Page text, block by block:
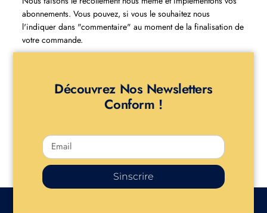
abonnements. Vous pouvez, si vous le souhaitez nous
l'indiquer dans "commentaire" au moment de la finalisation de
votre commande.
Découvrez Nos Newsletters
Conform !
Sinscrire